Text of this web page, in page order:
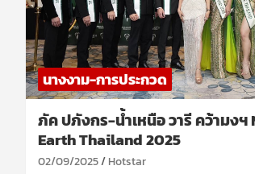
นางงาม-การประกวด
ภัค ปภังกร-น้ำเหนือ วารี คว้ามงฯ
Earth Thailand 2025
02/09/2025 Hotstar